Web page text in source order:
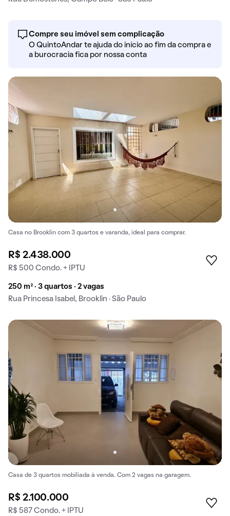
Compre seu imóvel sem complicação
O QuintoAndar te ajuda do início ao fim da compra e
a burocracia fica por nossa conta
Casa no Brooklin com 3 quartos e varanda, ideal para comprar.
R$ 2.438.000
R$ 500 Condo. + IPTU
250 m² · 3 quartos · 2 vagas
Rua Princesa Isabel, Brooklin · São Paulo
Casa de 3 quartos mobiliada à venda. Com 2 vagas na garagem.
R$ 2.100.000
R$ 587 Condo. + IPTU